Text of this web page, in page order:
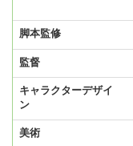
脚本監修
監督
キャラクターデザイ
ン
美術